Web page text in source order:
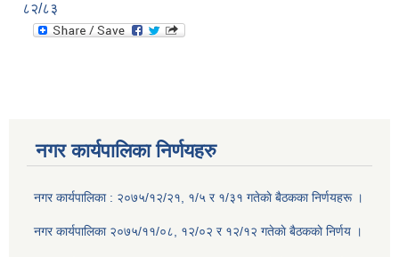
८२/८३
नगर कार्यपालिका निर्णयहरु
नगर कार्यपालिका : २०७५/१२/२१, १/५ र १/३१ गतेकाे बैठकका निर्णयहरू ।
नगर कार्यपालिका २०७५/११/०८, १२/०२ र १२/१२ गतेकाे बैठककाे निर्णय ।